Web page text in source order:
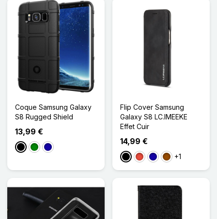
Coque Samsung Galaxy
S8 Rugged Shield
13,99 €
NoirVertBleu Foncé
Flip Cover Samsung
Galaxy S8 LC.IMEEKE
Effet Cuir
14,99 €
NoirRougeBleu Foncé
Marron
+1